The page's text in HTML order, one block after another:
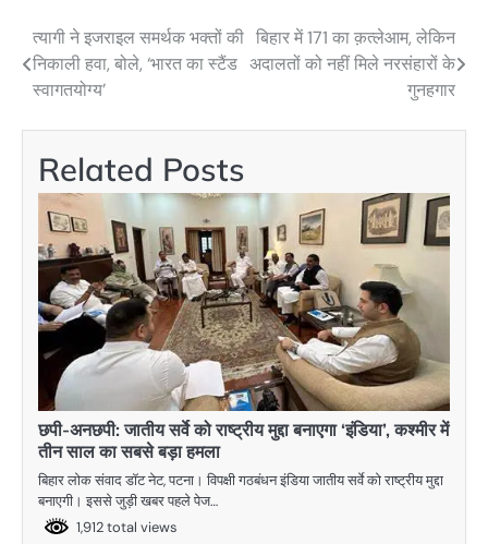
Post
navigation
त्यागी ने इजराइल समर्थक भक्तों की
निकाली हवा, बोले, ‘भारत का स्टैंड
स्वागतयोग्य’
बिहार में 171 का क़त्लेआम, लेकिन
अदालतों को नहीं मिले नरसंहारों के
गुनहगार
Related Posts
छपी-अनछपी: जातीय सर्वे को राष्ट्रीय मुद्दा बनाएगा ‘इंडिया’, कश्मीर में
तीन साल का सबसे बड़ा हमला
बिहार लोक संवाद डॉट नेट, पटना। विपक्षी गठबंधन इंडिया जातीय सर्वे को राष्ट्रीय मुद्दा
बनाएगी। इससे जुड़ी खबर पहले पेज…
1,912 total views